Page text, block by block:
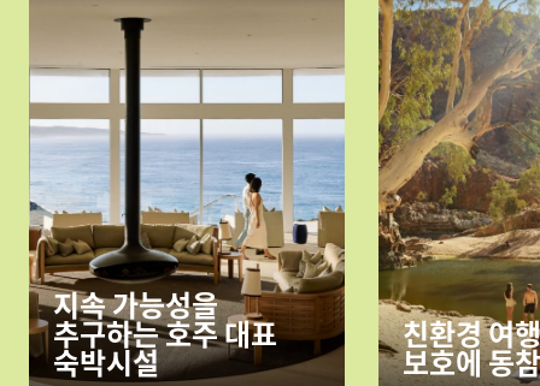
지속 가능성을
추구하는 호주 대표
숙박시설
친환경 여
보호에 동